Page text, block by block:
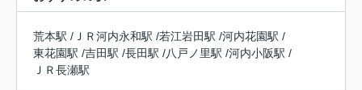
荒本駅 / ＪＲ河内永和駅 /若江岩田駅 /河内花園駅 /
東花園駅 /吉田駅 /長田駅 /八戸ノ里駅 /河内小阪駅 /
ＪＲ長瀬駅